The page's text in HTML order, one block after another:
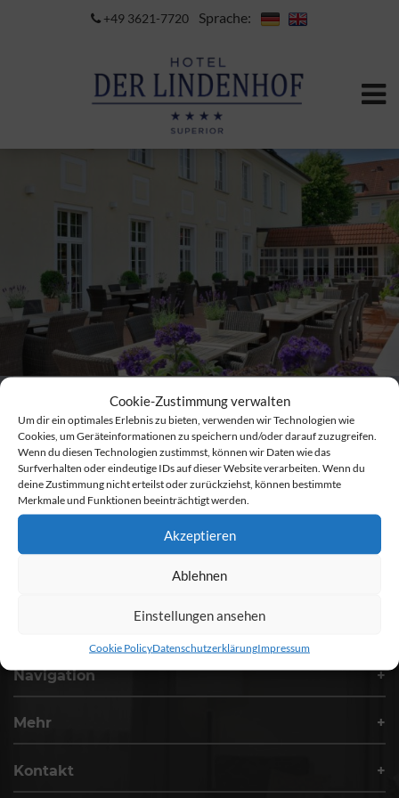
Cookie-Zustimmung verwalten
Um dir ein optimales Erlebnis zu bieten, verwenden wir Technologien wie
Cookies, um Geräteinformationen zu speichern und/oder darauf zuzugreifen.
Wenn du diesen Technologien zustimmst, können wir Daten wie das
Surfverhalten oder eindeutige IDs auf dieser Website verarbeiten. Wenn du
deine Zustimmung nicht erteilst oder zurückziehst, können bestimmte
Merkmale und Funktionen beeinträchtigt werden.
Akzeptieren
Ablehnen
Einstellungen ansehen
Cookie PolicyDatenschutzerklärungImpressum
+49 3621-7720 Sprache:
ZIMMER BUCHEN
VERANSTALTUNG ANFRAGEN
EVENT TICKETS
TISCHRESERVIERUNG
GUTSCHEINE
AGBs Hotelaufnahmevertrag
Navigation
Mehr
Kontakt